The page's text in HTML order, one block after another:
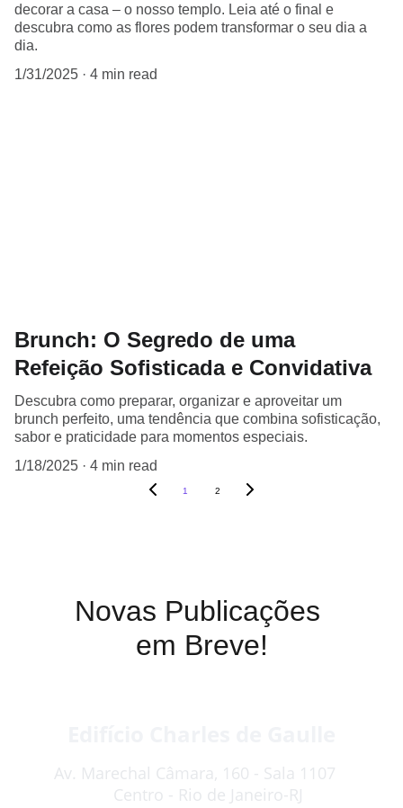
decorar a casa – o nosso templo. Leia até o final e
descubra como as flores podem transformar o seu dia a
dia.
1/31/2025
4 min read
Brunch: O Segredo de uma
Refeição Sofisticada e Convidativa
Descubra como preparar, organizar e aproveitar um
brunch perfeito, uma tendência que combina sofisticação,
sabor e praticidade para momentos especiais.
1/18/2025
4 min read
1 2
Novas Publicações
em Breve!
Av. Marechal Câmara, 160 - Sala 1107
   Centro - Rio de Janeiro-RJ